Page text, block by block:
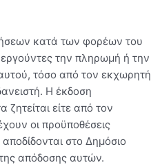
κατά των φορέων του
την πληρωμή ή την
τόσο από τον εκχωρητή
Η έκδοση
είτε από τον
οι προϋποθέσεις
στο Δημόσιο
απόδοσης αυτών.